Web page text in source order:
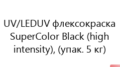
UV/LEDUV флексокраска
SuperColor Black (high
intensity), (упак. 5 кг)